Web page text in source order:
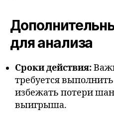
для анализа
Сроки действия:
требуется
избежать потери
выигрыша.